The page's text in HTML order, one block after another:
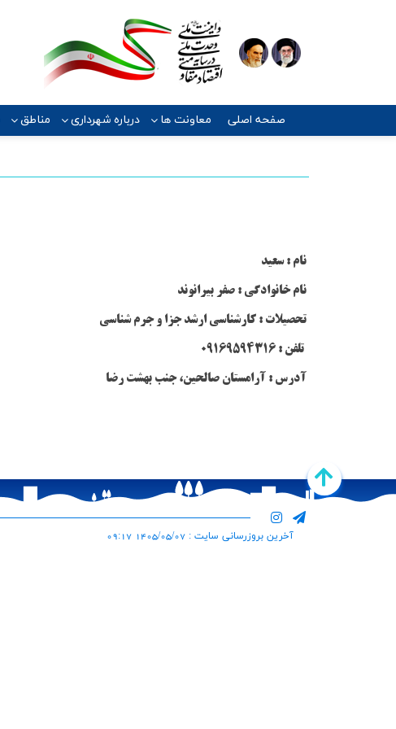
صفحه اصلی معاونت ها درباره شهرداری مناطق
نام : سعید
نام خانوادگی : صفر بیرانوند
تحصیلات : کارشناسی ارشد جزا و جرم شناسی
تلفن : 09169594316
آدرس : آرامستان صالحین، جنب بهشت رضا
آخرین بروزرسانی سایت : 1405/05/07 09:17